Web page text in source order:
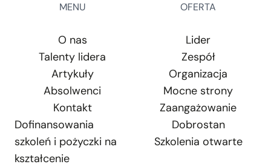
MENU
O nas
Talenty lidera
Artykuły
Absolwenci
Kontakt
Dofinansowania
szkoleń i pożyczki na
kształcenie
OFERTA
Lider
Zespół
Organizacja
Mocne strony
Zaangażowanie
Dobrostan
Szkolenia otwarte